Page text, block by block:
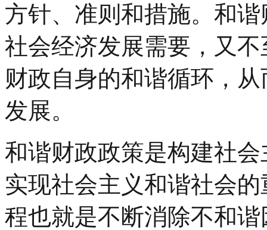
方针、准则和措施。和
社会经济发展需要，又
财政自身的和谐循环，
发展。
和谐财政政策是构建社
实现社会主义和谐社会
程也就是不断消除不和